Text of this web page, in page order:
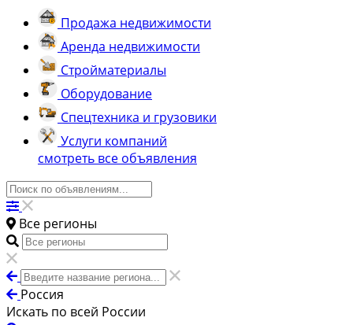
Продажа недвижимости
Аренда недвижимости
Стройматериалы
Оборудование
Спецтехника и грузовики
Услуги компаний
смотреть все объявления
Все регионы
Россия
Искать по всей России